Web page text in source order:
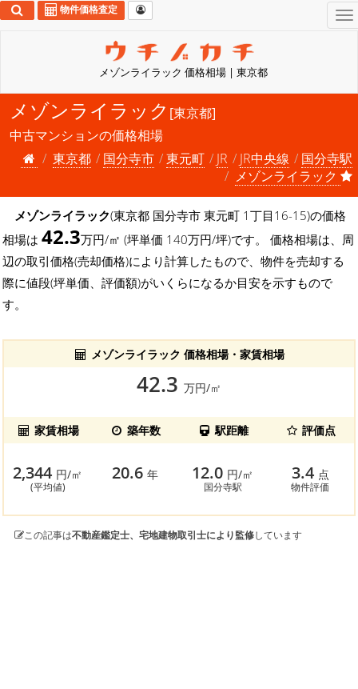
メゾンライラック 価格相場 | 東京都
物件価格査定
メゾンライラック [東京都]
中古マンションの価格相場
東京都
国分寺市 東元町 JR JR中央線
国分寺駅
メゾンライラック
メゾンライラック(東京都 国分寺市 東元町 1丁目16-15)の価格
相場は 42.3万円/㎡ (坪単価 140万円/坪)です。 価格相場は、周
辺の取引価格(売却価格)により計算したもので、物件を売却する
際に値段(坪単価、評価額)がいくらになるか目安を示すもので
す。
メゾンライラック 価格相場・家賃相場
42.3 万円/㎡
家賃相場 築年数 駅距離 評価点
2,344 円/㎡
(平均値)
20.6年 12.0 円/㎡
国分寺駅
3.4 点
物件評価
この記事は不動産鑑定士、宅地建物取引士により監修しています